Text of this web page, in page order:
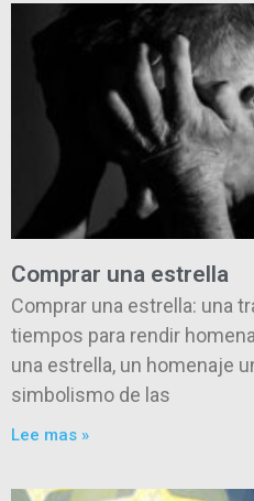
Comprar una estrella
Comprar una estrella: una
tiempos para rendir
una estrella, un homenaje
simbolismo de las
Lee mas »